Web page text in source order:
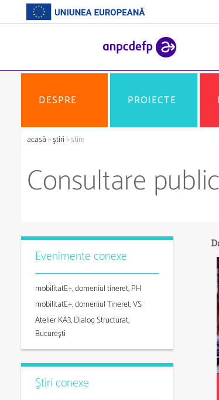
DESPRE PROIECTE
acasă»ştiri» stire
Consultare
Evenimente conexe
mobilitatE+, domeniul tineret, PH
mobilitatE+, domeniul Tineret, VS
Atelier KA3, Dialog Structurat,
Bucureşti
Ştiri conexe